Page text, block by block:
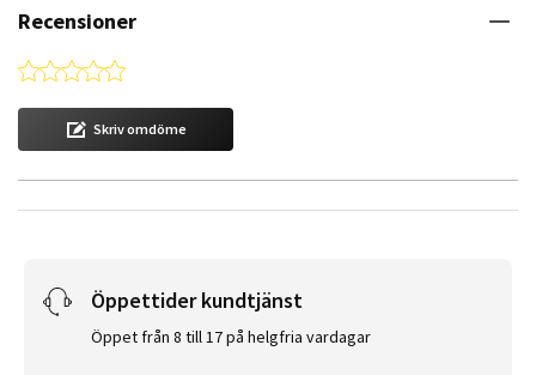
Recensioner
0.0 star rating
Skriv omdöme
Öppettider kundtjänst
Öppet från 8 till 17 på helgfria vardagar